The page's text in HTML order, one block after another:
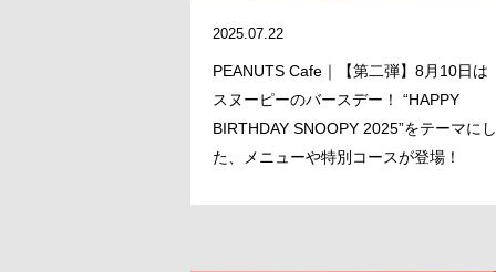
2025.07.22
PEANUTS Cafe｜【第二弾】8月10日は
スヌーピーのバースデー！ “HAPPY
BIRTHDAY SNOOPY 2025”をテーマにし
た、メニューや特別コースが登場！